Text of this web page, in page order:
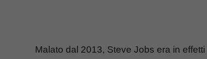
Malato dal 2013, Steve Jobs era in